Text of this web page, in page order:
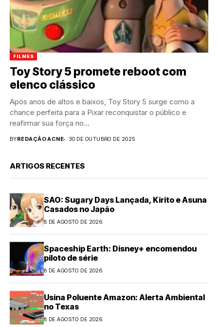
FILMES
Toy Story 5 promete reboot com
elenco clássico
Após anos de altos e baixos, Toy Story 5 surge como a
chance perfeita para a Pixar reconquistar o público e
reafirmar sua força no...
BYREDAÇÃO ACNE 30 DE OUTUBRO DE 2025
ARTIGOS RECENTES
SAO: Sugary Days Lançada, Kirito e Asuna
Casados no Japão
8 DE AGOSTO DE 2026
Spaceship Earth: Disney+ encomendou
piloto de série
8 DE AGOSTO DE 2026
Usina Poluente Amazon: Alerta Ambiental
no Texas
8 DE AGOSTO DE 2026